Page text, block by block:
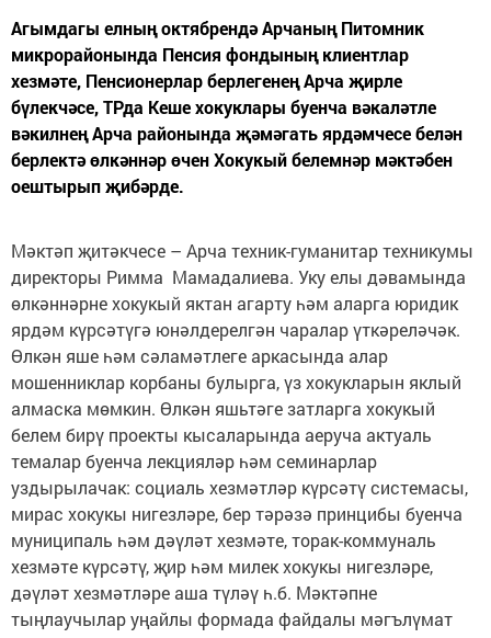
Агымдагы елның октябрендә Арчаның Питомник
микрорайонында Пенсия фондының клиентлар
хезмәте, Пенсионерлар берлегенең Арча җирле
бүлекчәсе, ТРда Кеше хокуклары буенча вәкаләтле
вәкилнең Арча районында җәмәгать ярдәмчесе белән
берлектә өлкәннәр өчен Хокукый белемнәр мәктәбен
оештырып җибәрде.
Мәктәп җитәкчесе – Арча техник-гуманитар техникумы
директоры Римма Мамадалиева. Уку елы дәвамында
өлкәннәрне хокукый яктан агарту һәм аларга юридик
ярдәм күрсәтүгә юнәлдерелгән чаралар үткәреләчәк.
Өлкән яше һәм сәламәтлеге аркасында алар
мошенниклар корбаны булырга, үз хокукларын яклый
алмаска мөмкин. Өлкән яшьтәге затларга хокукый
белем бирү проекты кысаларында аеруча актуаль
темалар буенча лекцияләр һәм семинарлар
уздырылачак: социаль хезмәтләр күрсәтү системасы,
мирас хокукы нигезләре, бер тәрәзә принцибы буенча
муниципаль һәм дәүләт хезмәте, торак-коммуналь
хезмәте күрсәтү, җир һәм милек хокукы нигезләре,
дәүләт хезмәтләре аша түләү һ.б. Мәктәпне
тыңлаучылар уңайлы формада файдалы мәгълүмат